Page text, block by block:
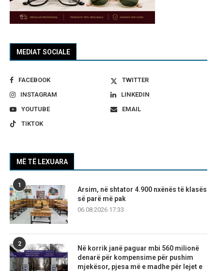
MEDIAT SOCIALE
FACEBOOK
TWITTER
INSTAGRAM
LINKEDIN
YOUTUBE
EMAIL
TIKTOK
MË TË LEXUARA
1
Arsim, në shtator 4.900 nxënës të klasës
së parë më pak
06.08.2026 17:33
2
Në korrik janë paguar mbi 560 milionë
denarë për kompensime për pushim
mjekësor, pjesa më e madhe për lejet e